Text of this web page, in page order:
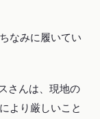
なみに履いてい
さんは、現地の
より厳しいこと